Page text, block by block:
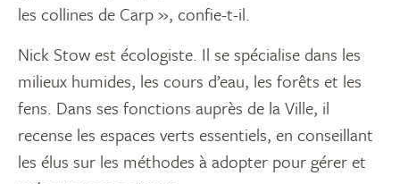
les collines de Carp », confie-t-il.
Nick Stow est écologiste. Il se spécialise dans les
milieux humides, les cours d’eau, les forêts et les
fens. Dans ses fonctions auprès de la Ville, il
recense les espaces verts essentiels, en conseillant
les élus sur les méthodes à adopter pour gérer et